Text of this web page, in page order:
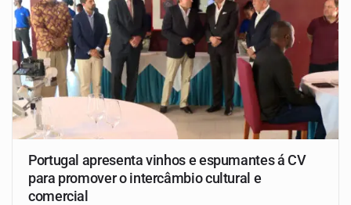
Portugal apresenta vinhos e espumantes á CV
para promover o intercâmbio cultural e
comercial